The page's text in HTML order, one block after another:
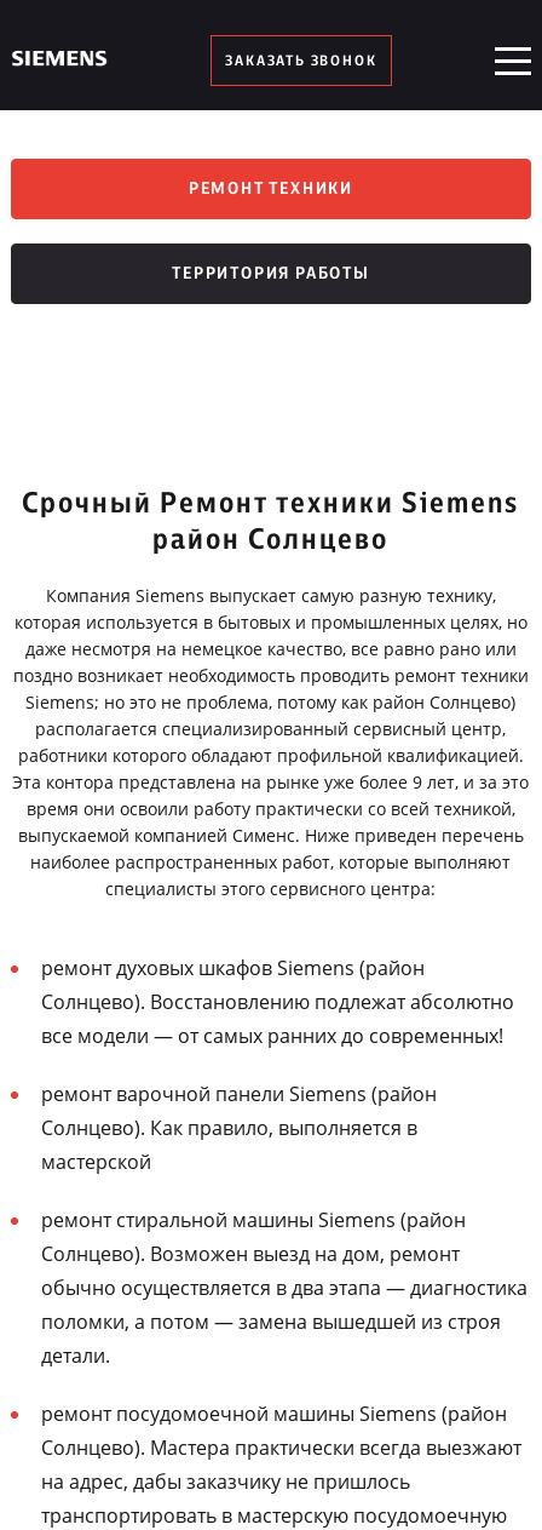
ЗАКАЗАТЬ ЗВОНОК
РЕМОНТ ТЕХНИКИ
ТЕРРИТОРИЯ РАБОТЫ
Срочный Ремонт техники Siemens
район Солнцево
Компания Siemens выпускает самую разную технику,
которая используется в бытовых и промышленных целях, но
даже несмотря на немецкое качество, все равно рано или
поздно возникает необходимость проводить ремонт техники
Siemens; но это не проблема, потому как район Солнцево)
располагается специализированный сервисный центр,
работники которого обладают профильной квалификацией.
Эта контора представлена на рынке уже более 9 лет, и за это
время они освоили работу практически со всей техникой,
выпускаемой компанией Сименс. Ниже приведен перечень
наиболее распространенных работ, которые выполняют
специалисты этого сервисного центра:
ремонт духовых шкафов Siemens (район
Солнцево). Восстановлению подлежат абсолютно
все модели — от самых ранних до современных!
ремонт варочной панели Siemens (район
Солнцево). Как правило, выполняется в
мастерской
ремонт стиральной машины Siemens (район
Солнцево). Возможен выезд на дом, ремонт
обычно осуществляется в два этапа — диагностика
поломки, а потом — замена вышедшей из строя
детали.
ремонт посудомоечной машины Siemens (район
Солнцево). Мастера практически всегда выезжают
на адрес, дабы заказчику не пришлось
транспортировать в мастерскую посудомоечную